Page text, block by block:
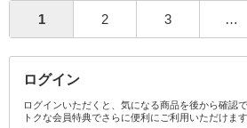
1 2 3 …
ログイン
ログインいただくと、気になる商品を後から確認
トクな会員特典でさらに便利にご利用いただけます